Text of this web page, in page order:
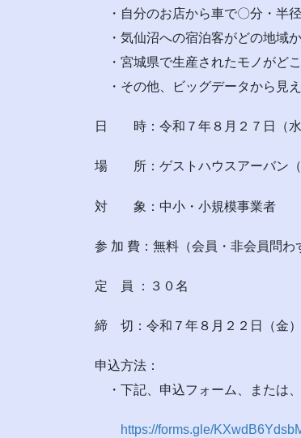
・自分のお店から車で〇分・半
・気仙沼への宿泊客がどの地域
・宮城県で生産されたモノがど
・その他、ビッグデータから見
日 時：令和７年８月２７日（水
場 所：ゲストハウスアーバン（
対 象：中小・小規模事業者
参 加 費：無料（会員・非会員問わ
定 員 ：３０名
締 切：令和７年８月２２日（金
申込方法：
・下記、申込フォーム、または
https://forms.gle/